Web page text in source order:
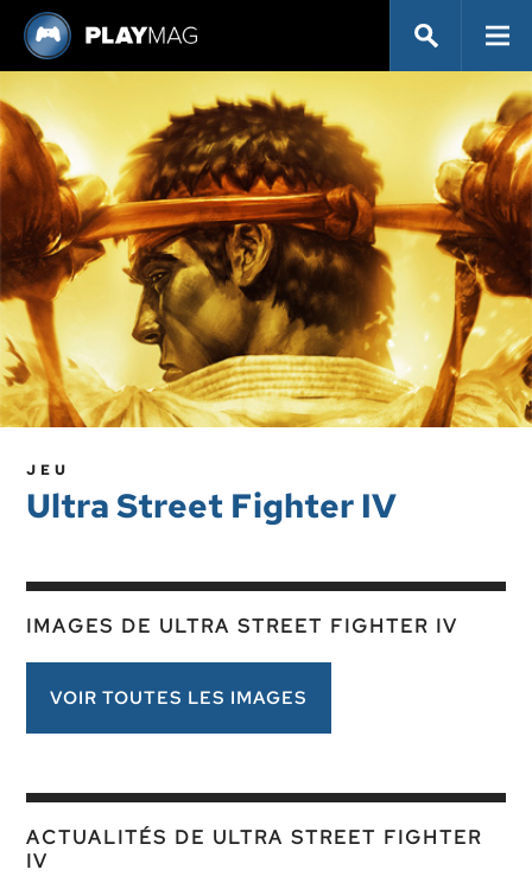
JEU
Ultra Street Fighter IV
IMAGES DE ULTRA STREET FIGHTER IV
VOIR TOUTES LES IMAGES
ACTUALITÉS DE ULTRA STREET FIGHTER
IV